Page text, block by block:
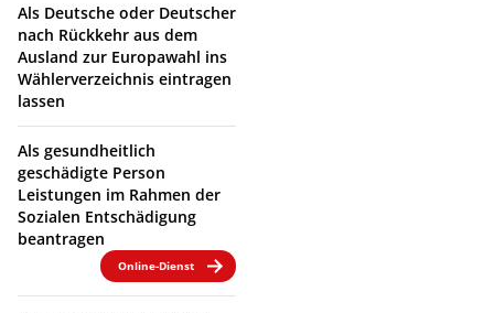
Als Deutsche oder Deutscher
nach Rückkehr aus dem
Ausland zur Europawahl ins
Wählerverzeichnis eintragen
lassen
Als gesundheitlich
geschädigte Person
Leistungen im Rahmen der
Sozialen Entschädigung
beantragen
Online-Dienst